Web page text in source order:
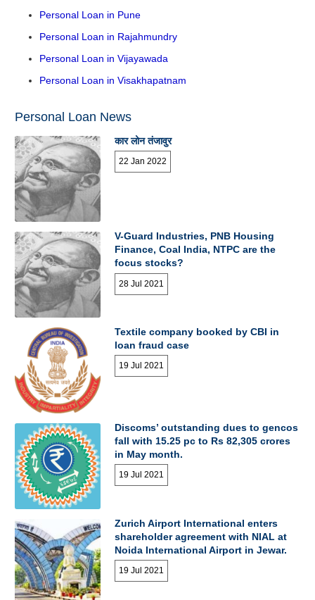
Personal Loan in Pune
Personal Loan in Rajahmundry
Personal Loan in Vijayawada
Personal Loan in Visakhapatnam
Personal Loan News
कार लोन तंजावुर
22 Jan 2022
V-Guard Industries, PNB Housing
Finance, Coal India, NTPC are the
focus stocks?
28 Jul 2021
Textile company booked by CBI in
loan fraud case
19 Jul 2021
Discoms’ outstanding dues to gencos
fall with 15.25 pc to Rs 82,305 crores
in May month.
19 Jul 2021
Zurich Airport International enters
shareholder agreement with NIAL at
Noida International Airport in Jewar.
19 Jul 2021